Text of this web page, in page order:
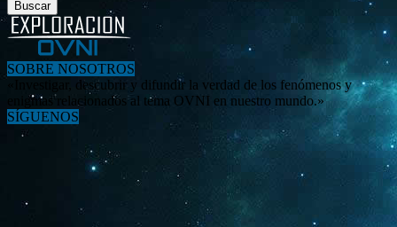
SOBRE NOSOTROS
«Investigar, descubrir y difundir la verdad de los fenómenos y
enigmas relacionados al tema OVNI en nuestro mundo.»
SÍGUENOS